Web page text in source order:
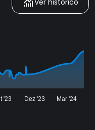
Ver histórico
'23 Dez '23 Mar '24